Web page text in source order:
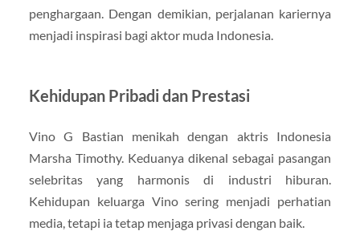
penghargaan. Dengan demikian, perjalanan kariernya
menjadi inspirasi bagi aktor muda Indonesia.
Kehidupan Pribadi dan Prestasi
Vino G Bastian menikah dengan aktris Indonesia
Marsha Timothy. Keduanya dikenal sebagai pasangan
selebritas yang harmonis di industri hiburan.
Kehidupan keluarga Vino sering menjadi perhatian
media, tetapi ia tetap menjaga privasi dengan baik.